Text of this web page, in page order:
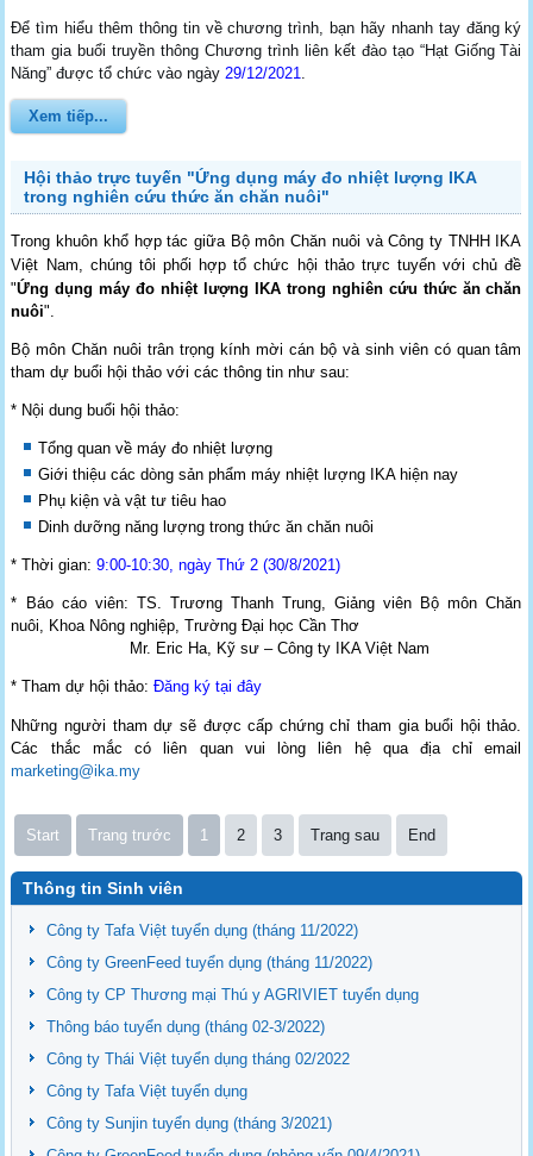
Để tìm hiểu thêm thông tin về chương trình, bạn hãy nhanh tay đăng ký
tham gia buổi truyền thông Chương trình liên kết đào tạo “Hạt Giống Tài
Năng” được tổ chức vào ngày 29/12/2021
Xem tiếp...
Hội thảo trực tuyến "Ứng dụng máy đo nhiệt lượng IKA
trong nghiên cứu thức ăn chăn nuôi"
Trong khuôn khổ hợp tác giữa Bộ môn Chăn nuôi vàCông ty TNHH IKA
Việt Nam , chúng tôi phối hợp tổ chức hội thảo trực tuyến với chủ đề
"Ứng dụng máy đo nhiệt lượng IKA trong nghiên cứu thức ăn chăn
nuôi".
Bộ môn Chăn nuôi trân trọng kính mời cán bộ và sinh viên có quan tâm
tham dự buổi hội thảo với các thông tin như sau:
* Nội dung buổi hội thảo:
Tổng quan về máy đo nhiệt lượng
Giới thiệu các dòng sản phẩm máy nhiệt lượng IKA hiện nay
Phụ kiện và vật tư tiêu hao
Dinh dưỡng năng lượng trong thức ăn chăn nuôi
* Thời gian:9:00-10:30, ngày Thứ 2 (30/8/2021)
* Báo cáo viên: TS. Trương Thanh Trung, Giảng viên Bộ môn Chăn
nuôi, Khoa Nông nghiệp, Trường Đại học Cần Thơ
Mr. Eric Ha, Kỹ sư – Công ty IKA Việt Nam
* Tham dự hội thảo:Đăng ký tại đây
Những người tham dự sẽ được cấp chứng chỉ tham gia buổi hội thảo.
Các thắc mắc có liên quan vui lòng liên hệ qua địa chỉ email
marketing@ika.my
Start Trang trước 1 2 3 Trang sau End
Thông tin Sinh viên
Công ty Tafa Việt tuyển dụng (tháng 11/2022)
Công ty GreenFeed tuyển dụng (tháng 11/2022)
Công ty CP Thương mại Thú y AGRIVIET tuyển dụng
Thông báo tuyển dụng (tháng 02-3/2022)
Công ty Thái Việt tuyển dụng tháng 02/2022
Công ty Tafa Việt tuyển dụng
Công ty Sunjin tuyển dụng (tháng 3/2021)